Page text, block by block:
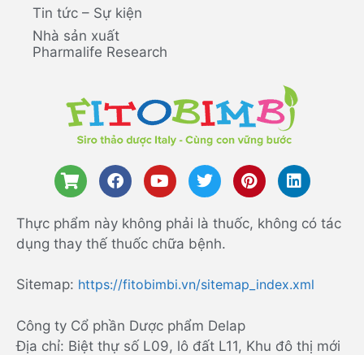
Tin tức – Sự kiện
Nhà sản xuất
Pharmalife Research
Thực phẩm này không phải là thuốc, không có tác
dụng thay thế thuốc chữa bệnh.
Sitemap: https://fitobimbi.vn/sitemap_index.xml
Công ty Cổ phần Dược phẩm Delap
Địa chỉ: Biệt thự số L09, lô đất L11, Khu đô thị mới